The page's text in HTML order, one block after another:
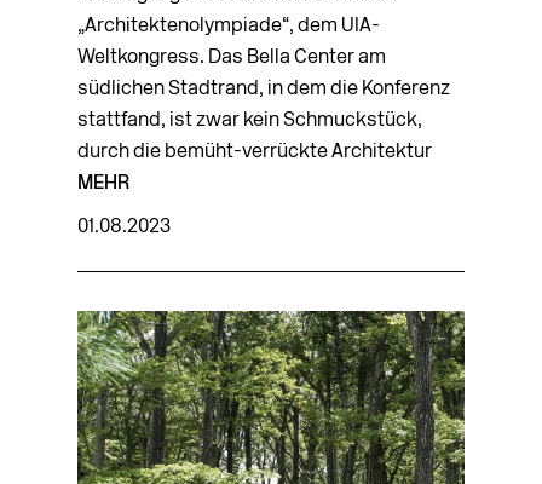
„Architektenolympiade“, dem UIA-
Weltkongress. Das Bella Center am
südlichen Stadtrand, in dem die Konferenz
stattfand, ist zwar kein Schmuckstück,
durch die bemüht-verrückte Architektur
MEHR
01.08.2023